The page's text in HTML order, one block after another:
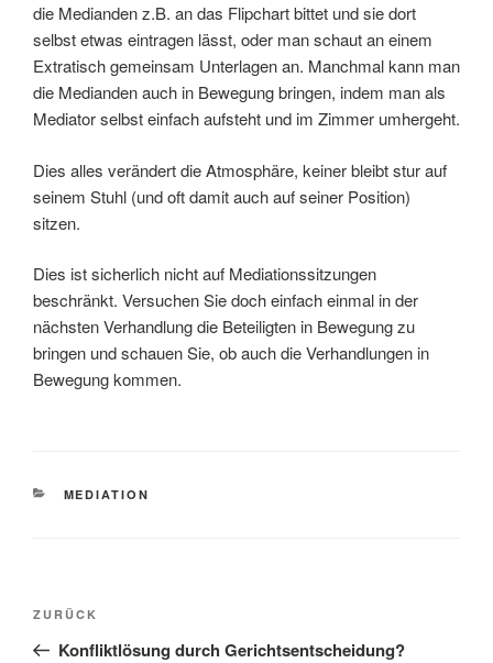
die Medianden z.B. an das Flipchart bittet und sie dort
selbst etwas eintragen lässt, oder man schaut an einem
Extratisch gemeinsam Unterlagen an. Manchmal kann man
die Medianden auch in Bewegung bringen, indem man als
Mediator selbst einfach aufsteht und im Zimmer umhergeht.
Dies alles verändert die Atmosphäre, keiner bleibt stur auf
seinem Stuhl (und oft damit auch auf seiner Position)
sitzen.
Dies ist sicherlich nicht auf Mediationssitzungen
beschränkt. Versuchen Sie doch einfach einmal in der
nächsten Verhandlung die Beteiligten in Bewegung zu
bringen und schauen Sie, ob auch die Verhandlungen in
Bewegung kommen.
KATEGORIEN
MEDIATION
Beitragsnavigation
Vorheriger
Beitrag
ZURÜCK
Konfliktlösung durch Gerichtsentscheidung?